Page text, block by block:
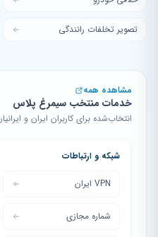
تصویر تخلفات رانندگی
مشاهده همه
خدمات منتخب سیمرغ پلاس
انتخاب‌شده برای کاربران ایران و
شبکه و ارتباطات
VPN ایران
شماره مجازی